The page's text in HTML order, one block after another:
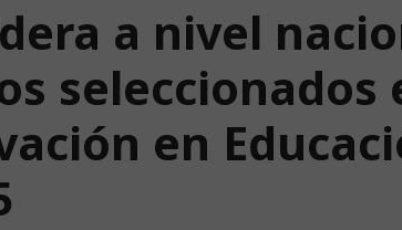
a nivel
seleccionados
en